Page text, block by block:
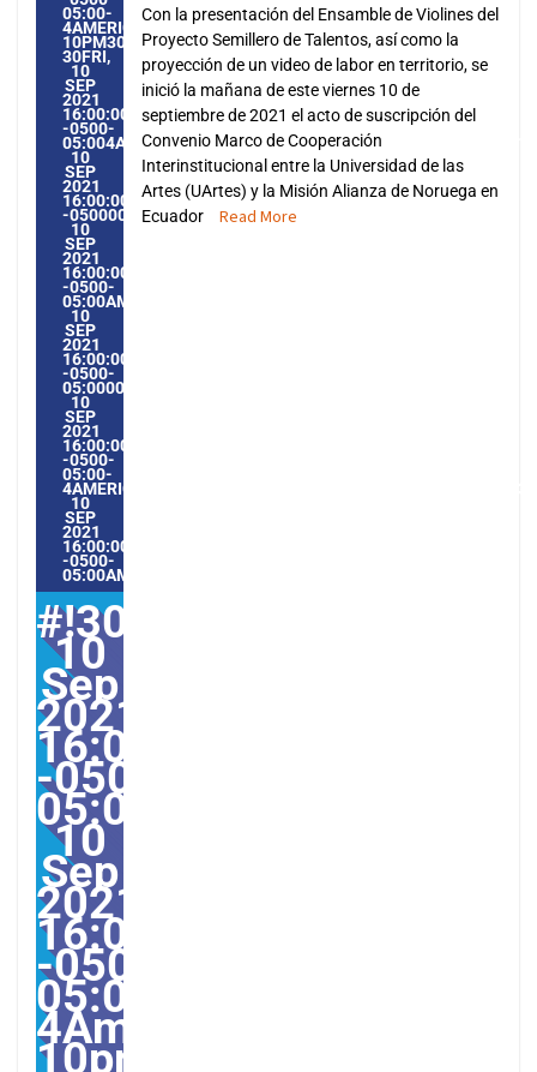
05:00-
4AMERICA/GUAYAQUIL3030AMERICA/GUAYAQUIL202130
10PM30PM-
30FRI,
10
SEP
2021
16:00:00
-0500-
05:004AMERICA/GUAYAQUIL3030AMERICA/
10
SEP
2021
16:00:00
-0500004009PMFRIDAY=1009#!30FRI,
10
SEP
2021
16:00:00
-0500-
05:00AMERICA/GUAYAQUIL9#SEP#!30FRI,
10
SEP
2021
16:00:00
-0500-
05:000030#/30FRI,
10
SEP
2021
16:00:00
-0500-
05:00-
4AMERICA/GUAYAQUIL3030AMERICA/
10
SEP
2021
16:00:00
-0500-
05:00AMERICA/GUAYAQUIL9#
#!30Fri,
10
Sep
2021
16:00:00
-0500-
05:000030#30Fri,
10
Sep
2021
16:00:00
-0500-
05:00-
4America/
10pm30pm-
Con la presentación del Ensamble de Violines del
Proyecto Semillero de Talentos, así como la
proyección de un video de labor en territorio, se
inició la mañana de este viernes 10 de
septiembre de 2021 el acto de suscripción del
Convenio Marco de Cooperación
Interinstitucional entre la Universidad de las
Artes (UArtes) y la Misión Alianza de Noruega en
Ecuador
Read More